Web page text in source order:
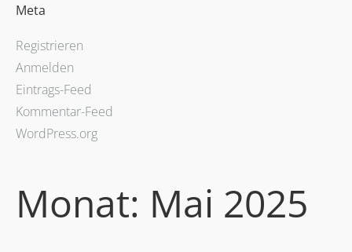
Meta
Registrieren
Anmelden
Eintrags-Feed
Kommentar-Feed
WordPress.org
Monat: Mai 2025